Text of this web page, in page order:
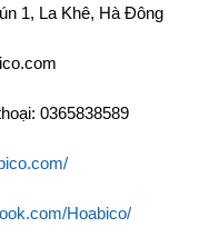
1, La Khê, Hà Đông
0365838589
Hoabico/